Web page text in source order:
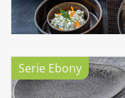
Serie Ebony